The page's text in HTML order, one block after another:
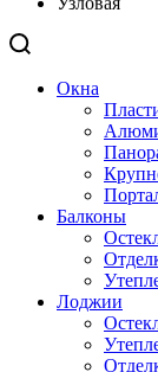
Окна
Балконы
Лоджии